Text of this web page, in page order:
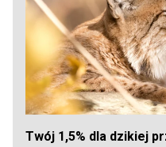
Twój 1,5% dla dzikiej